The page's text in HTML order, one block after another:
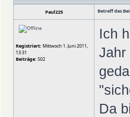
Paul225 Betreff des
Registriert: Mittwoch 1. Juni 2011,
13:31
Beiträge: 502
Ich
Jahr
Da